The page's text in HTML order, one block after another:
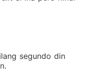
segundo din